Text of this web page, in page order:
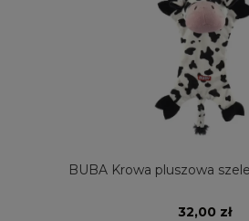
BUBA Krowa pluszowa
32,00 zł